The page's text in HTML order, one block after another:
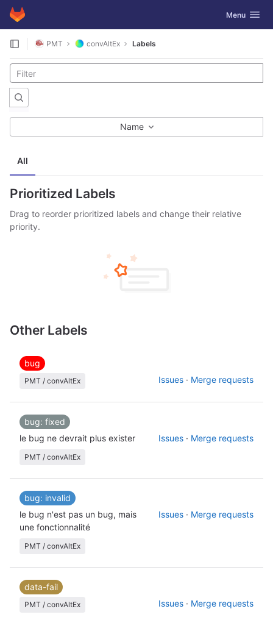
Skip to content
GitLab Toggle
Menu
PMT convAltEx Labels
All
Name
Prioritized Labels
Drag to reorder prioritized labels and change their relative
priority.
Other Labels
bug
PMT / convAltEx Issues · Merge requests
bug: fixed
le bug ne devrait plus exister
Issues · Merge requests
PMT / convAltEx
bug: invalid
le bug n'est pas un bug, mais
une fonctionnalité
Issues · Merge requests
PMT / convAltEx
data-fail
PMT / convAltEx Issues · Merge requests